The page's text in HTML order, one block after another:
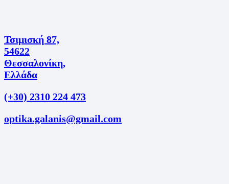
Τσιμισκή 87,
54622
Θεσσαλονίκη,
Ελλάδα
(+30) 2310 224 473
optika.galanis@gmail.com